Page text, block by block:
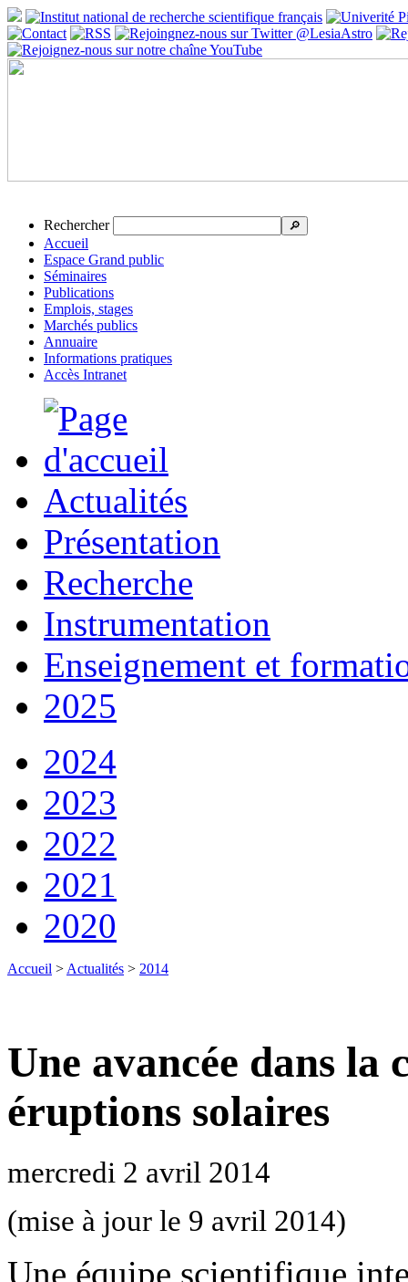
Rechercher 🔎
Accueil
Espace Grand public
Séminaires
Publications
Emplois, stages
Marchés publics
Annuaire
Informations pratiques
Accès Intranet
Actualités
Présentation
Recherche
Instrumentation
Enseignement et
2025
2024
2023
2022
2021
2020
Accueil > Actualités > 2014
Une avancée dans la
éruptions solaires
mercredi 2 avril 2014
(mise à jour le 9 avril 2014)
Une équipe scientifique